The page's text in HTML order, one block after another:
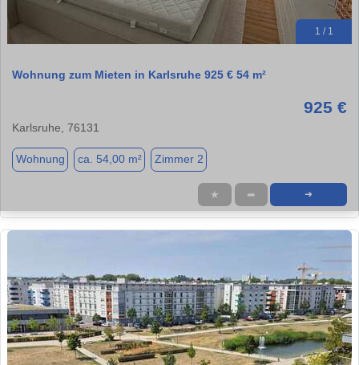
1 / 1
Wohnung zum Mieten in Karlsruhe 925 € 54 m²
925 €
Karlsruhe, 76131
Wohnung ca. 54,00 m² Zimmer 2
★ ➦ ➜